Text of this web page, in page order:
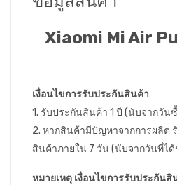
Xiaomi Mi Air
เงื่อนไขการรับประกันสินค้า
1. รับประกันสินค้า 1 ปี (นับจากวัน
2. หากสินค้ามีปัญหาจากการผลิต
สินค้าภายใน 7 วัน (นับจากวันที่ไ
หมายเหตุ เงื่อนไขการรับประกันสิ